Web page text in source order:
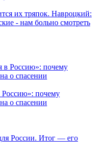
их тряпок. Навроцкий:
- нам больно смотреть
Россию»: почему
о спасении